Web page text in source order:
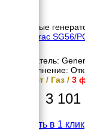
Газовые
Generac SG56/
Двигатель:
Исполнение:
50 кВт / Газ / 3
3 101
Купить в 1 клик